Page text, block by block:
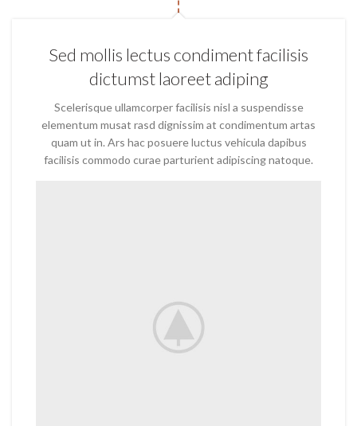
Sed mollis lectus condiment facilisis
dictumst laoreet adiping
Scelerisque ullamcorper facilisis nisl a suspendisse
elementum musat rasd dignissim at condimentum artas
quam ut in. Ars hac posuere luctus vehicula dapibus
facilisis commodo curae parturient adipiscing natoque.